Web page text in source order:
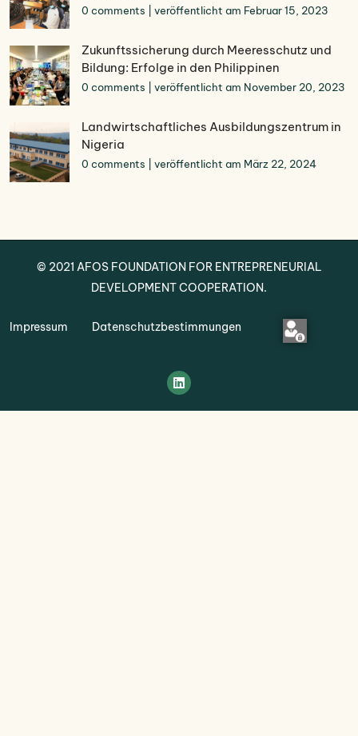
0 comments veröffentlicht am Februar 15, 2023
Zukunftssicherung durch Meeresschutz und
Bildung: Erfolge in den Philippinen
0 comments veröffentlicht am November 20, 2023
Landwirtschaftliches Ausbildungszentrum in
Nigeria
0 comments veröffentlicht am März 22, 2024
© 2021 AFOSFOUNDATION FOR ENTREPRENEURIAL
DEVELOPMENT COOPERATION.
Impressum Datenschutzbestimmungen